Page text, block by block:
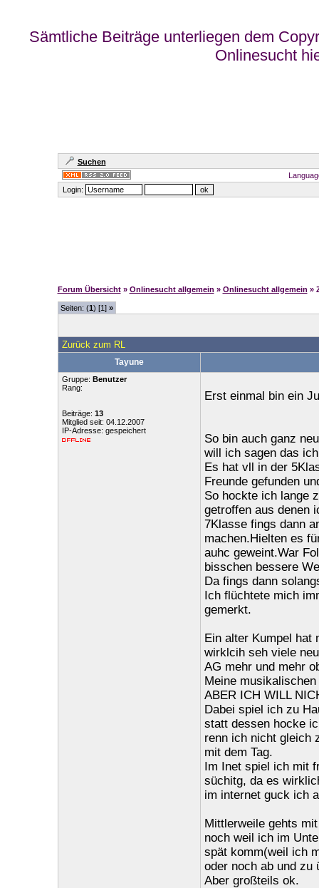
Sämtliche Beiträge unterliegen dem
Onlinesucht
Suchen
Login:
Forum Übersicht » Onlinesucht allgemein » Onlinesucht allgemein »
Seiten: (1) [1] »
Zurück zum RL
Tayune
Gruppe: Benutzer
Rang:
Beiträge: 13
Mitglied seit: 04.12.2007
IP-Adresse: gespeichert
Erst einmal bin ein
So bin auch ganz
will ich sagen das
Es hat vll in der
Freunde gefunden
So hockte ich lange
getroffen aus denen
7Klasse fings dann
machen.Hielten es
auhc geweint.War
bisschen bessere
Da fings dann
Ich flüchtete mich
gemerkt.
Ein alter Kumpel hat
wirklcih seh viele
AG mehr und mehr
Meine
ABER ICH WILL
Dabei spiel ich zu
statt dessen hocke
renn ich nicht gleich
mit dem Tag.
Im Inet spiel ich mit
süchitg, da es
im internet guck ich
Mittlerweile gehts
noch weil ich im
spät komm(weil ich
oder noch ab und zu
Aber großteils ok.